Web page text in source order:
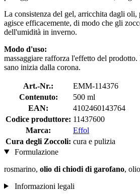
La consistenza del gel, arricchita dagli oli,
agisce efficacemente, di modo che gli
dell'umidità in inverno.
Modo d'uso:
massaggiare rafforza l'effetto del
sano inizia dalla corona.
Art.-Nr.:
EMM-114376
Contenuto:
500 ml
EAN:
4102460143764
Codice produttore: 11437600
Marca:
Effol
Cura degli Zoccoli: cura e pulizia
Formulazione
rosmarino, olio di chiodi di garofano,
Informazioni legali